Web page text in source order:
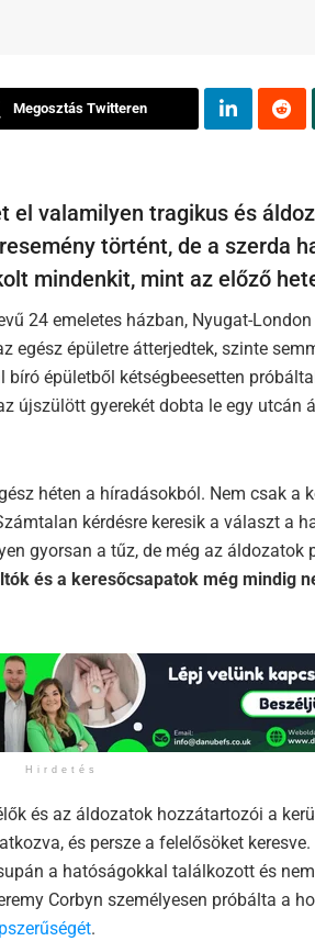
Megosztás Twitteren
el valamilyen tragikus és
történt, de a szerda
mindenkit, mint az előző
24 emeletes házban, Nyugat-
egész épületre átterjedtek, szinte
épületből kétségbeesetten
újszülött gyerekét dobta le egy utcán
héten a híradásokból. Nem csak a
kérdésre keresik a választ a
gyorsan a tűz, de még az áldozatok
és a keresőcsapatok még mindig
Hirdetés
és az áldozatok hozzátartozói a
és persze a felelősöket
a hatóságokkal találkozott és
Corbyn személyesen próbálta a
.